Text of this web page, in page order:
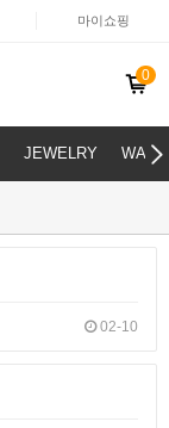
마이쇼핑
0
JEWELRY
02-10